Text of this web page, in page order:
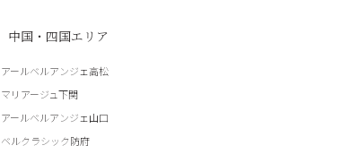
中国・四国エリア
アールベルアンジェ高松
マリアージュ下関
アールベルアンジェ山口
ベルクラシック防府